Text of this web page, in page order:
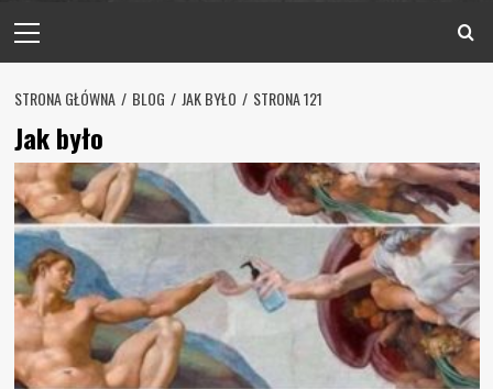
Menu
STRONA GŁÓWNA BLOG JAK BYŁO STRONA 121
Jak było